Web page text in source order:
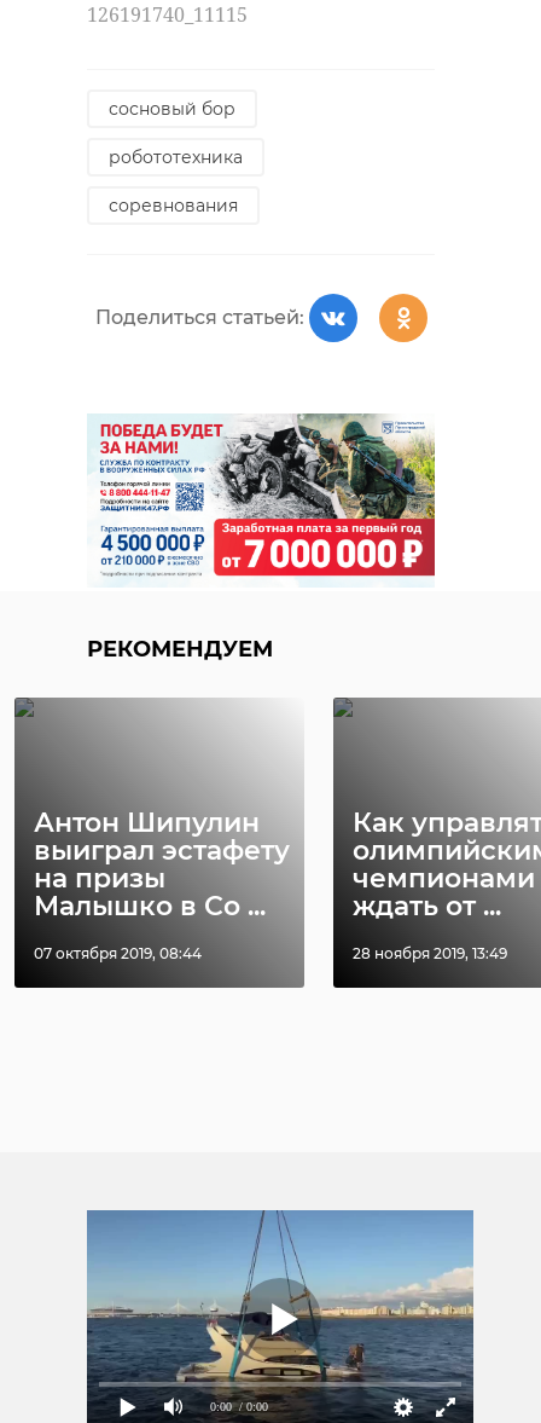
126191740_11115
сосновый бор
робототехника
соревнования
Поделиться статьей:
РЕКОМЕНДУЕМ
Антон Шипулин
выиграл эстафету
на призы
Малышко в Со ...
07 октября 2019, 08:44
Как
чемпионами
ждать от ...
28 ноября 2019, 13:49
0:00 / 0:00